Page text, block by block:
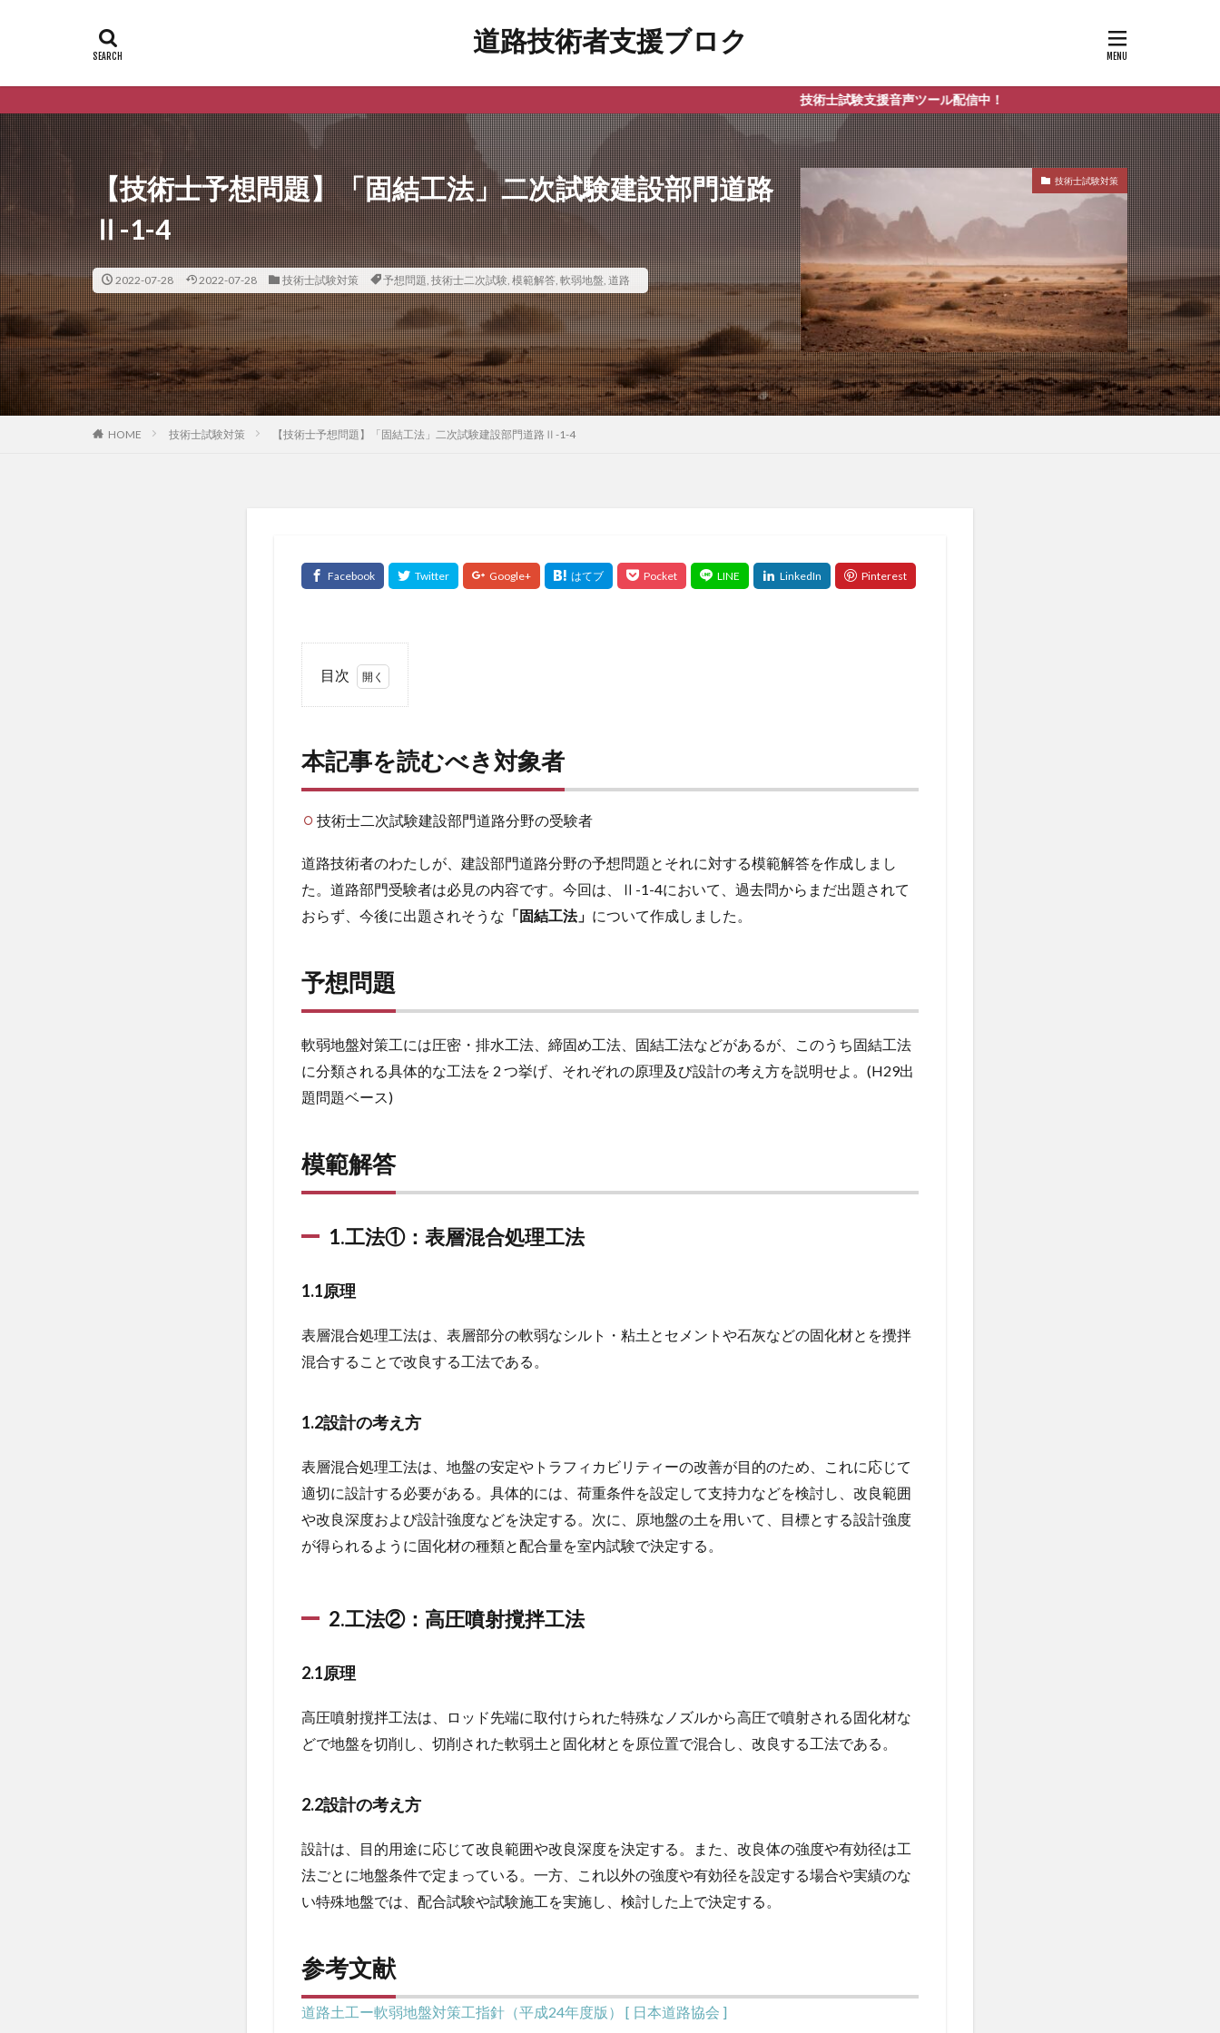
道路技術者支援ブロク
技術士試験支援音声ツール配信中！
【技術士予想問題】「固結工法」二次試験建設部門道路
Ⅱ-1-4
2022-07-28 2022-07-28 技術士試験対策 予想問題, 技術士二次試験, 模範解答, 軟弱地盤, 道路
技術士試験対策
HOME 技術士試験対策 【技術士予想問題】「固結工法」二次試験建設部門道路Ⅱ-1-4
目次
事
む
き
対
象
者
想
3
模
範
3.1
表層
処理
工法
3.1.1
の考え
3.2
2.工
法
高圧
工法
2.1原理
2.2設計
の考え
方
参
文
本記事を読むべき対象者
技術士二次試験建設部門道路分野の受験者
道路技術者のわたしが、建設部門道路分野の予想問題とそれに対する模範解答を作成しまし
た。道路部門受験者は必見の内容です。今回は、Ⅱ-1-4において、過去問からまだ出題されて
おらず、今後に出題されそうな 「固結工法」 について作成しました。
予想問題
軟弱地盤対策工には圧密・排水工法、締固め工法、固結工法などがあるが、このうち固結工法
に分類される具体的な工法を 2 つ挙げ、それぞれの原理及び設計の考え方を説明せよ。(H29出
題問題ベース)
模範解答
1.工法①：表層混合処理工法
1.1原理
表層混合処理工法は、表層部分の軟弱なシルト・粘土とセメントや石灰などの固化材とを攪拌
混合することで改良する工法である。
1.2設計の考え方
表層混合処理工法は、地盤の安定やトラフィカビリティーの改善が目的のため、これに応じて
適切に設計する必要がある。具体的には、荷重条件を設定して支持力などを検討し、改良範囲
や改良深度および設計強度などを決定する。次に、原地盤の土を用いて、目標とする設計強度
が得られるように固化材の種類と配合量を室内試験で決定する。
2.工法②：高圧噴射撹拌工法
2.1原理
高圧噴射撹拌工法は、ロッド先端に取付けられた特殊なノズルから高圧で噴射される固化材な
どで地盤を切削し、切削された軟弱土と固化材とを原位置で混合し、改良する工法である。
2.2設計の考え方
設計は、目的用途に応じて改良範囲や改良深度を決定する。また、改良体の強度や有効径は工
法ごとに地盤条件で定まっている。一方、これ以外の強度や有効径を設定する場合や実績のな
い特殊地盤では、配合試験や試験施工を実施し、検討した上で決定する。
参考文献
道路土工ー軟弱地盤対策工指針（平成24年度版） [ 日本道路協会 ]